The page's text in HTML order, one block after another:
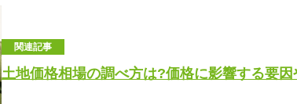
関連記事
土地価格相場の調べ方は?価格に影響する要